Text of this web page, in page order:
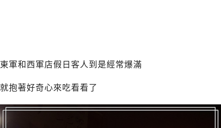
東軍和西軍店假日客人到是經常爆滿
就抱著好奇心來吃看看了